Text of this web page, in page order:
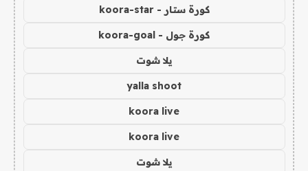
كورة ستار - koora-star
كورة جول - koora-goal
يلا شوت
yalla shoot
koora live
koora live
يلا شوت